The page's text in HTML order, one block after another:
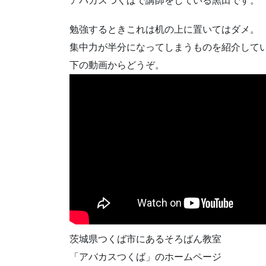
勉強するときこれは机の上に置いてはダメ。
集中力が半分になってしまうものを紹介して
下の動画からどうぞ。
茨城県つくば市にあるそろばん教室
「アバカスつくば」のホームページ